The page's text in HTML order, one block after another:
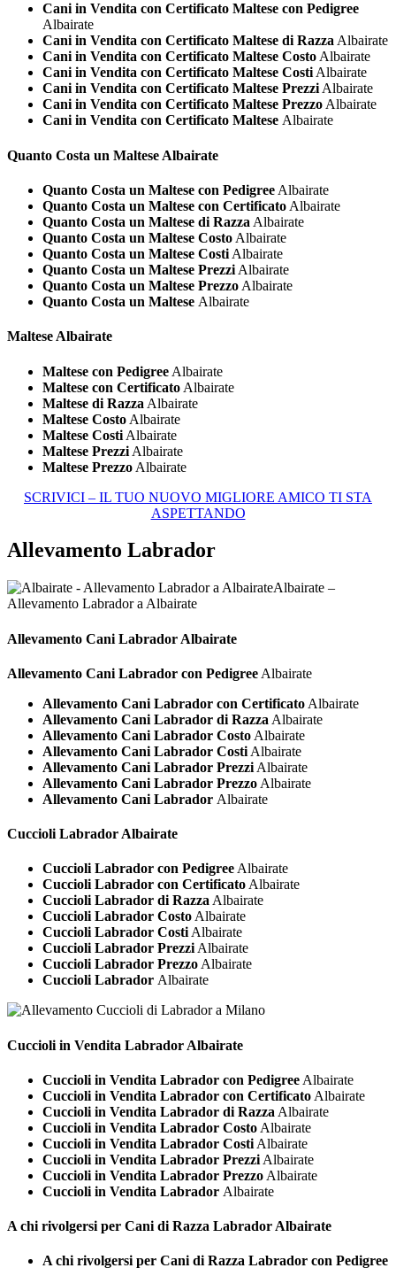
Cani in Vendita con Certificato Maltese con Pedigree
Albairate
Cani in Vendita con Certificato Maltese di RazzaAlbairate
Cani in Vendita con Certificato Maltese CostoAlbairate
Cani in Vendita con Certificato Maltese CostiAlbairate
Cani in Vendita con Certificato Maltese PrezziAlbairate
Cani in Vendita con Certificato Maltese PrezzoAlbairate
Cani in Vendita con Certificato Maltese Albairate
Quanto Costa un Maltese Albairate
Quanto Costa un Maltese con Pedigree Albairate
Quanto Costa un Maltese con Certificato Albairate
Quanto Costa un Maltese di Razza Albairate
Quanto Costa un Maltese Costo Albairate
Quanto Costa un Maltese Costi Albairate
Quanto Costa un Maltese Prezzi Albairate
Quanto Costa un Maltese Prezzo Albairate
Quanto Costa un Maltese Albairate
Maltese Albairate
Maltese con Pedigree Albairate
Maltese con Certificato Albairate
Maltese di Razza Albairate
Maltese Costo Albairate
Maltese Costi Albairate
Maltese Prezzi Albairate
Maltese Prezzo Albairate
SCRIVICI – IL TUO NUOVO MIGLIORE AMICO TI STA
ASPETTANDO
Allevamento Labrador
Albairate –
Allevamento Labrador a Albairate
Allevamento Cani Labrador Albairate
Allevamento Cani Labrador con Pedigree Albairate
Allevamento Cani Labrador con Certificato Albairate
Allevamento Cani Labrador di Razza Albairate
Allevamento Cani Labrador Costo Albairate
Allevamento Cani Labrador Costi Albairate
Allevamento Cani Labrador Prezzi Albairate
Allevamento Cani Labrador Prezzo Albairate
Allevamento Cani Labrador Albairate
Cuccioli Labrador Albairate
Cuccioli Labrador con PedigreeAlbairate
Cuccioli Labrador con CertificatoAlbairate
Cuccioli Labrador di RazzaAlbairate
Cuccioli Labrador CostoAlbairate
Cuccioli Labrador CostiAlbairate
Cuccioli Labrador PrezziAlbairate
Cuccioli Labrador PrezzoAlbairate
Cuccioli Labrador Albairate
Cuccioli in Vendita Labrador Albairate
Cuccioli in Vendita Labrador con Pedigree Albairate
Cuccioli in Vendita Labrador con Certificato Albairate
Cuccioli in Vendita Labrador di Razza Albairate
Cuccioli in Vendita Labrador Costo Albairate
Cuccioli in Vendita Labrador Costi Albairate
Cuccioli in Vendita Labrador Prezzi Albairate
Cuccioli in Vendita Labrador Prezzo Albairate
Cuccioli in Vendita Labrador Albairate
A chi rivolgersi per Cani di Razza Labrador Albairate
A chi rivolgersi per Cani di Razza Labrador con Pedigree